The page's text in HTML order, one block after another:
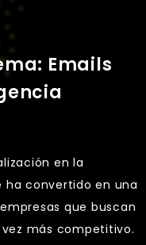
Emails
en la
convertido en una
que buscan
más competitivo.